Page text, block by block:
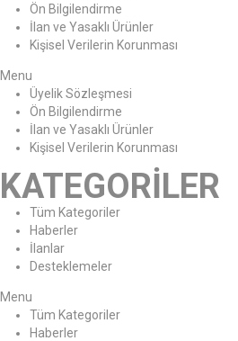
Ön Bilgilendirme
İlan ve Yasaklı Ürünler
Kişisel Verilerin Korunması
Menu
Üyelik Sözleşmesi
Ön Bilgilendirme
İlan ve Yasaklı Ürünler
Kişisel Verilerin Korunması
KATEGORİLER
Tüm Kategoriler
Haberler
İlanlar
Desteklemeler
Menu
Tüm Kategoriler
Haberler